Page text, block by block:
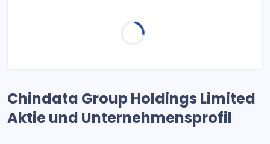
Chindata Group Holdings Limited
Aktie und Unternehmensprofil